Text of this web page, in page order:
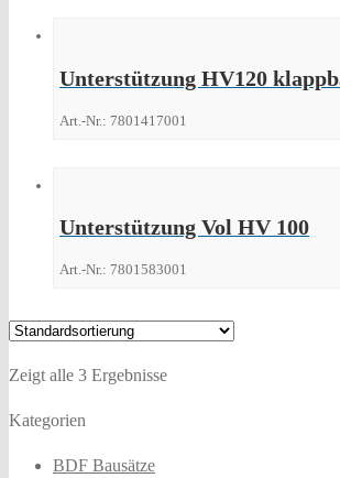
Unterstützung HV120
Art.-Nr.: 7801417001
Unterstützung Vol HV 100
Art.-Nr.: 7801583001
Zeigt alle 3 Ergebnisse
Kategorien
BDF Bausätze